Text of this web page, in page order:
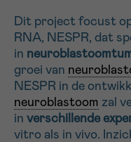
Dit project focust
RNA, NESPR, dat
in
groei van
NESPR in de
neuroblastoom zal
in verschillende
vitro als in vivo.
Sturen